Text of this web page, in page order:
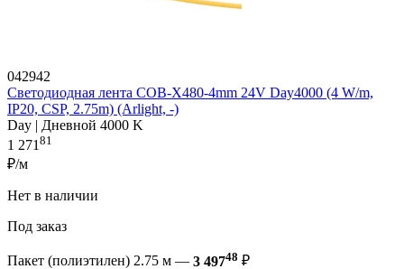
042942
Светодиодная лента COB-X480-4mm 24V Day4000 (4 W/m,
IP20, CSP, 2.75m) (Arlight, -)
Day | Дневной 4000 K
1 271 81
₽/м
Нет в наличии
Под заказ
Пакет (полиэтилен) 2.75 м — 3 49748 ₽